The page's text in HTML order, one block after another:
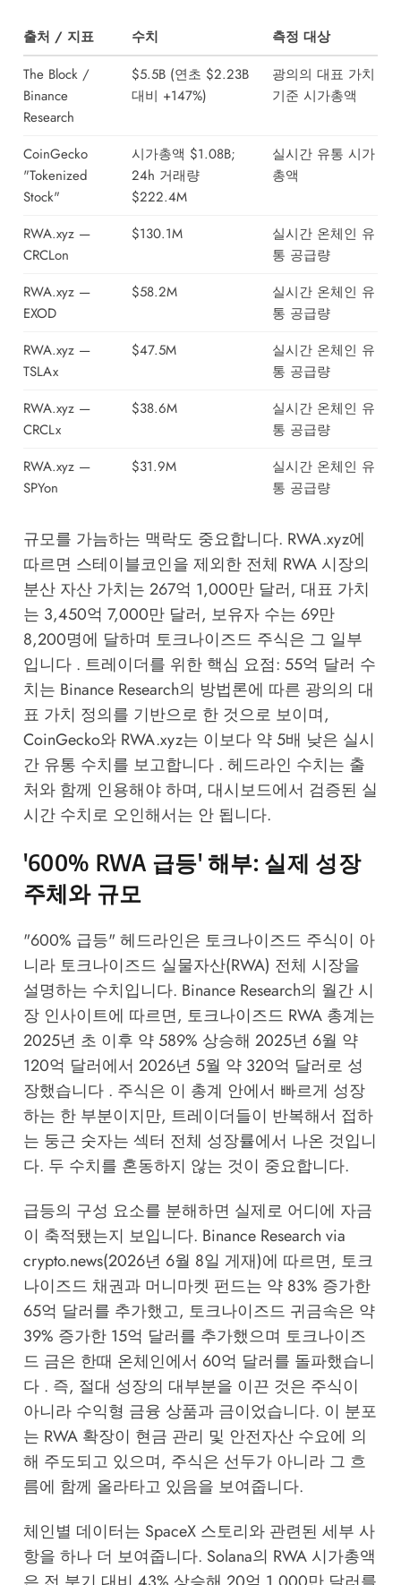
출처 / 지표 수치
측정 대상
The Block /
Binance
Research
$5.5B (연초 $2.23B
대비 +147%)
광의의 대표 가치
기준 시가총액
CoinGecko
"Tokenized
Stock"
시가총액 $1.08B;
24h 거래량
$222.4M
실시간 유통 시가
총액
RWA.xyz —
CRCLon
$130.1M
실시간 온체인 유
통 공급량
RWA.xyz —
EXOD
$58.2M
실시간 온체인 유
통 공급량
RWA.xyz —
TSLAx
$47.5M
실시간 온체인 유
통 공급량
RWA.xyz —
CRCLx
$38.6M
실시간 온체인 유
통 공급량
RWA.xyz —
SPYon
$31.9M
실시간 온체인 유
통 공급량
규모를 가늠하는 맥락도 중요합니다. RWA.xyz에
따르면 스테이블코인을 제외한 전체 RWA 시장의
분산 자산 가치는 267억 1,000만 달러, 대표 가치
는 3,450억 7,000만 달러, 보유자 수는 69만
8,200명에 달하며 토크나이즈드 주식은 그 일부
입니다 . 트레이더를 위한 핵심 요점: 55억 달러 수
치는 Binance Research의 방법론에 따른 광의의 대
표 가치 정의를 기반으로 한 것으로 보이며,
CoinGecko와 RWA.xyz는 이보다 약 5배 낮은 실시
간 유통 수치를 보고합니다 . 헤드라인 수치는 출
처와 함께 인용해야 하며, 대시보드에서 검증된 실
시간 수치로 오인해서는 안 됩니다.
'600% RWA 급등' 해부: 실제 성장
주체와 규모
"600% 급등" 헤드라인은 토크나이즈드 주식이 아
니라 토크나이즈드 실물자산(RWA) 전체 시장을
설명하는 수치입니다. Binance Research의 월간 시
장 인사이트에 따르면, 토크나이즈드 RWA 총계는
2025년 초 이후 약 589% 상승해 2025년 6월 약
120억 달러에서 2026년 5월 약 320억 달러로 성
장했습니다 . 주식은 이 총계 안에서 빠르게 성장
하는 한 부분이지만, 트레이더들이 반복해서 접하
는 둥근 숫자는 섹터 전체 성장률에서 나온 것입니
다. 두 수치를 혼동하지 않는 것이 중요합니다.
급등의 구성 요소를 분해하면 실제로 어디에 자금
이 축적됐는지 보입니다. Binance Research via
crypto.news(2026년 6월 8일 게재)에 따르면, 토크
나이즈드 채권과 머니마켓 펀드는 약 83% 증가한
65억 달러를 추가했고, 토크나이즈드 귀금속은 약
39% 증가한 15억 달러를 추가했으며 토크나이즈
드 금은 한때 온체인에서 60억 달러를 돌파했습니
다 . 즉, 절대 성장의 대부분을 이끈 것은 주식이
아니라 수익형 금융 상품과 금이었습니다. 이 분포
는 RWA 확장이 현금 관리 및 안전자산 수요에 의
해 주도되고 있으며, 주식은 선두가 아니라 그 흐
름에 함께 올라타고 있음을 보여줍니다.
체인별 데이터는 SpaceX 스토리와 관련된 세부 사
항을 하나 더 보여줍니다. Solana의 RWA 시가총액